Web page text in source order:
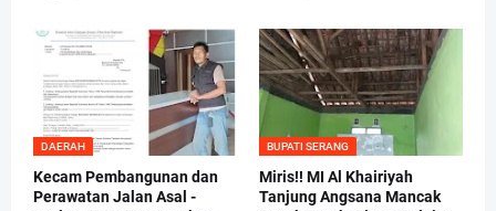
DAERAH
Kecam Pembangunan dan
Perawatan Jalan Asal -
BUPATI SERANG
Miris!! MI Al Khairiyah
Tanjung Angsana Mancak